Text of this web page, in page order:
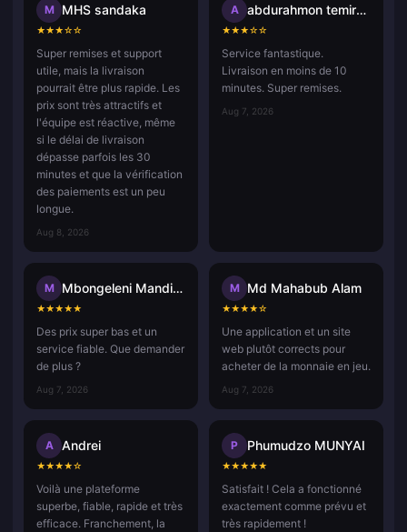
M MHS sandaka
★★★☆☆
Super remises et support
utile, mais la livraison
pourrait être plus rapide. Les
prix sont très attractifs et
l'équipe est réactive, même
si le délai de livraison
dépasse parfois les 30
minutes et que la vérification
des paiements est un peu
longue.
Aug 8, 2026
A abdurahmon temirqulov
★★★☆☆
Service fantastique.
Livraison en moins de 10
minutes. Super remises.
Aug 7, 2026
M Mbongeleni Mandisa
★★★★★
Des prix super bas et un
service fiable. Que demander
de plus ?
Aug 7, 2026
M Md Mahabub Alam
★★★★☆
Une application et un site
web plutôt corrects pour
acheter de la monnaie en jeu.
Aug 7, 2026
A Andrei
★★★★☆
Voilà une plateforme
superbe, fiable, rapide et très
efficace. Franchement, la
P Phumudzo MUNYAI
★★★★★
Satisfait ! Cela a fonctionné
exactement comme prévu et
très rapidement !